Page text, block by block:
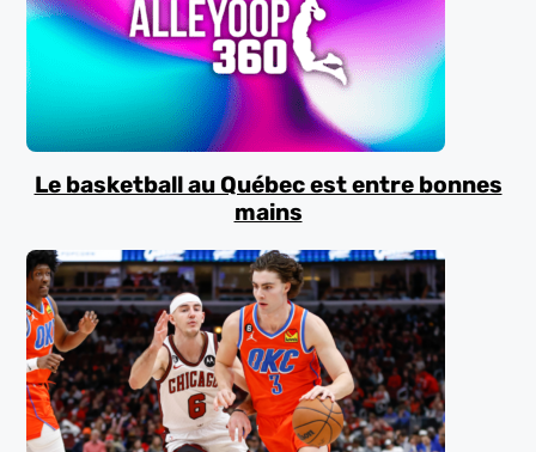
Le basketball au Québec est entre bonnes
mains